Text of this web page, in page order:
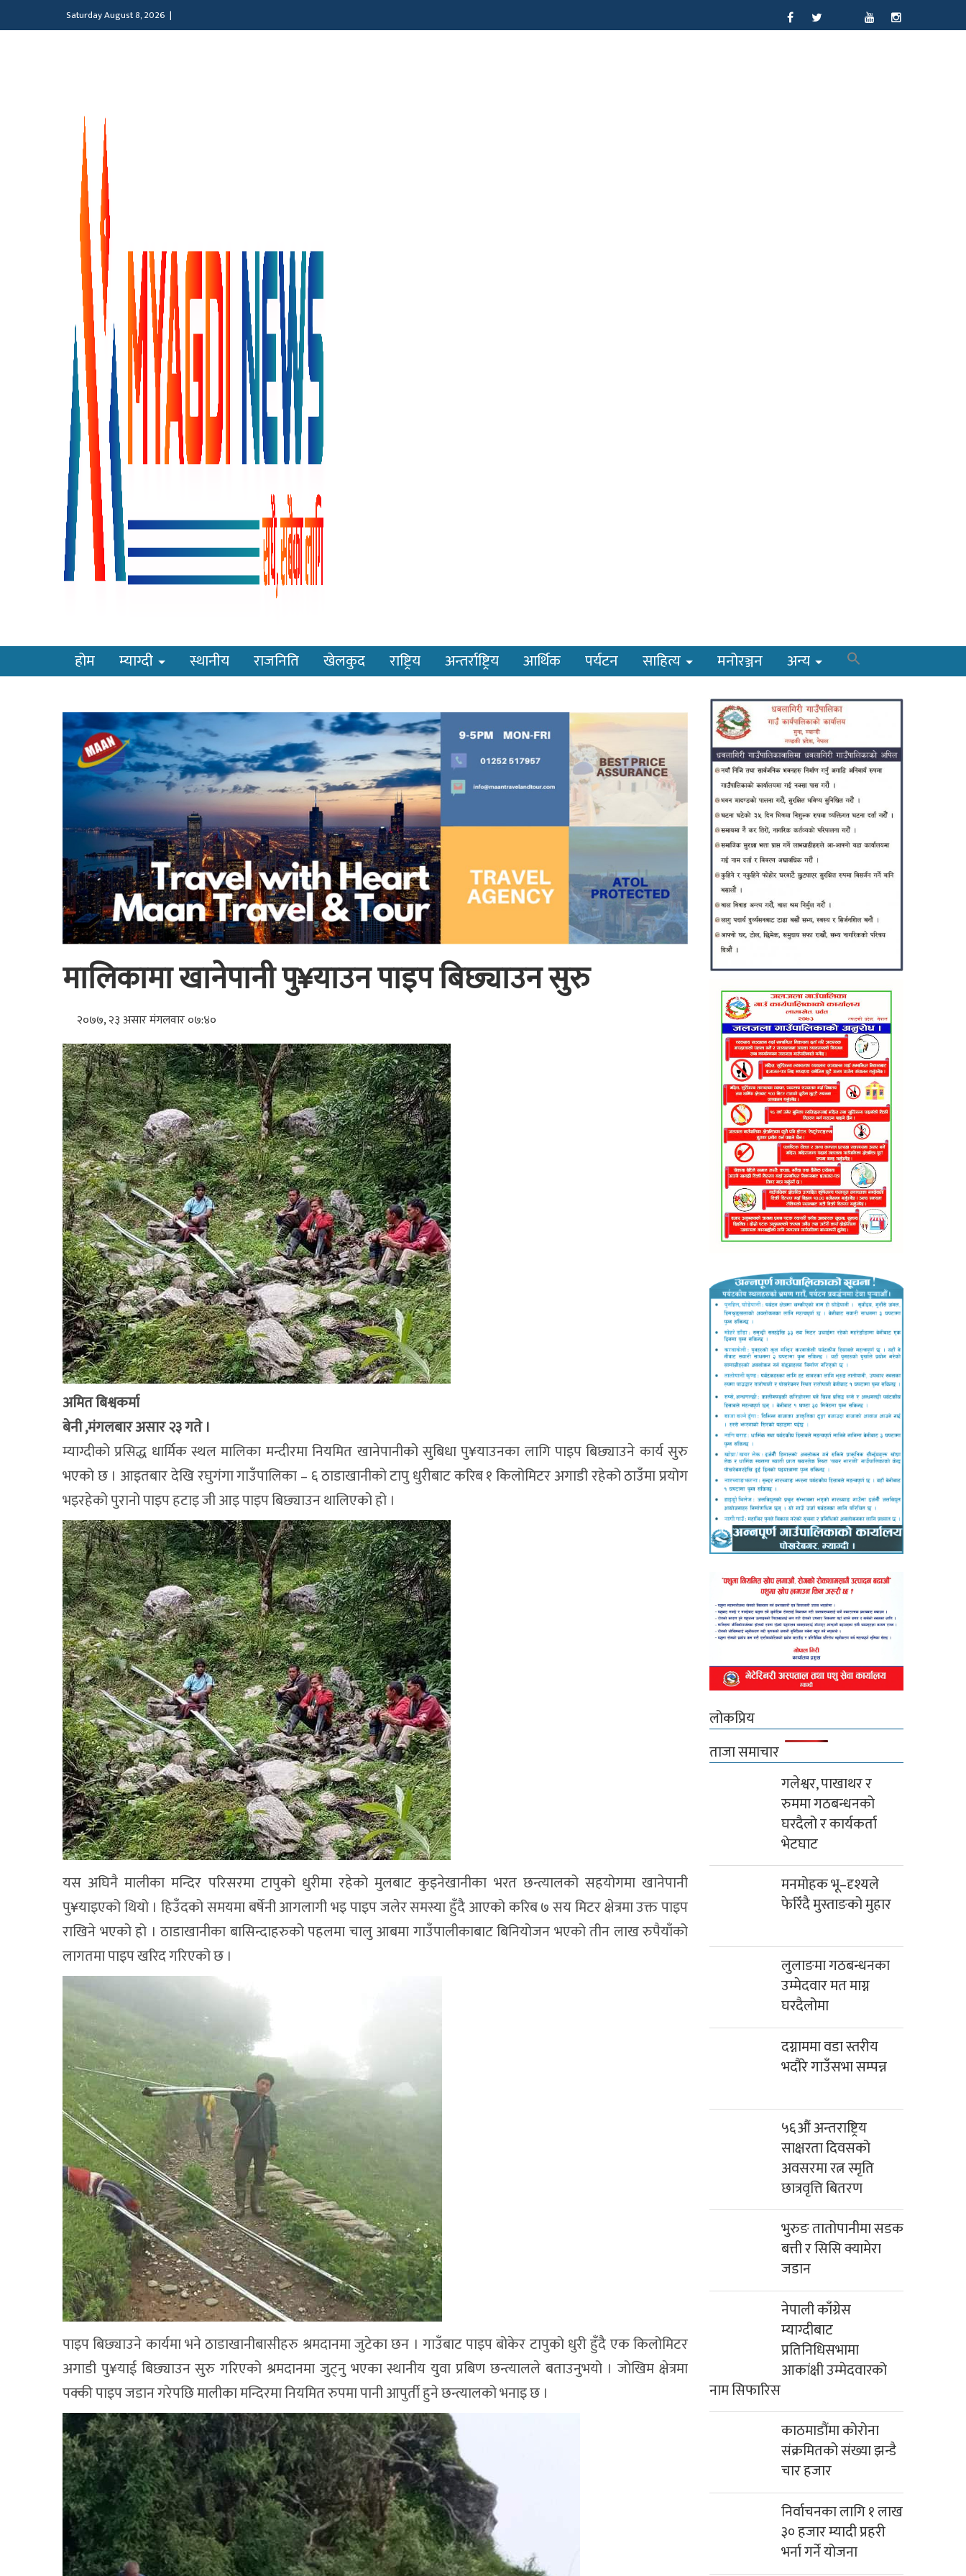
Saturday August 8, 2026 |
होम म्याग्दी स्थानीय राजनिति खेलकुद राष्ट्रिय अन्तर्राष्ट्रिय आर्थिक पर्यटन साहित्य मनोरञ्जन अन्य
मालिकामा खानेपानी पु¥याउन पाइप बिछ्याउन सुरु
२०७७, २३ असार मंगलवार ०७:४०
अमित बिश्वकर्मा
बेनी ,मंगलबार असार २३ गते ।
म्याग्दीको प्रसिद्ध धार्मिक स्थल मालिका मन्दीरमा नियमित खानेपानीको सुबिधा पु¥याउनका लागि पाइप बिछ्याउने कार्य सुरु
भएको छ । आइतबार देखि रघुगंगा गाउँपालिका – ६ ठाडाखानीको टापु धुरीबाट करिब १ किलोमिटर अगाडी रहेको ठाउँमा प्रयोग
भइरहेको पुरानो पाइप हटाइ जी आइ पाइप बिछ्याउन थालिएको हो ।
यस अघिनै मालीका मन्दिर परिसरमा टापुको धुरीमा रहेको मुलबाट कुइनेखानीका भरत छन्त्यालको सहयोगमा खानेपानी
पु¥याइएको थियो । हिउँदको समयमा बर्षेनी आगलागी भइ पाइप जलेर समस्या हुँदै आएको करिब ७ सय मिटर क्षेत्रमा उक्त पाइप
राखिने भएको हो । ठाडाखानीका बासिन्दाहरुको पहलमा चालु आबमा गाउँपालीकाबाट बिनियोजन भएको तीन लाख रुपैयाँको
लागतमा पाइप खरिद गरिएको छ ।
पाइप बिछ्याउने कार्यमा भने ठाडाखानीबासीहरु श्रमदानमा जुटेका छन । गाउँबाट पाइप बोकेर टापुको धुरी हुँदै एक किलोमिटर
अगाडी पु¥याई बिछ्याउन सुरु गरिएको श्रमदानमा जुट्नु भएका स्थानीय युवा प्रबिण छन्त्यालले बताउनुभयो । जोखिम क्षेत्रमा
पक्की पाइप जडान गरेपछि मालीका मन्दिरमा नियमित रुपमा पानी आपुर्ती हुने छन्त्यालको भनाइ छ ।
लोकप्रिय
ताजा समाचार
गलेश्वर, पाखाथर र
रुममा गठबन्धनको
घरदैलो र कार्यकर्ता
भेटघाट
मनमोहक भू–दृश्यले
फेरिँदै मुस्ताङको मुहार
लुलाङमा गठबन्धनका
उम्मेदवार मत माग्न
घरदैलोमा
दग्नाममा वडा स्तरीय
भदौरे गाउँसभा सम्पन्न
५६औं अन्तराष्ट्रिय
साक्षरता दिवसको
अवसरमा रत्न स्मृति
छात्रवृत्ति बितरण
भुरुङ तातोपानीमा सडक
बत्ती र सिसि क्यामेरा
जडान
नेपाली काँग्रेस
म्याग्दीबाट
प्रतिनिधिसभामा
आकांक्षी उम्मेदवारको
नाम सिफारिस
काठमाडौंमा कोरोना
संक्रमितको संख्या झन्डै
चार हजार
निर्वाचनका लागि १ लाख
३० हजार म्यादी प्रहरी
भर्ना गर्ने योजना